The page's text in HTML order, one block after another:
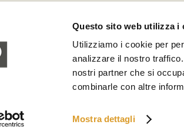
Questo sito web utilizza i
Utilizziamo i cookie per
analizzare il nostro
nostri partner che si
combinarle con altre
Mostra dettagli
Polsinelli Enologia